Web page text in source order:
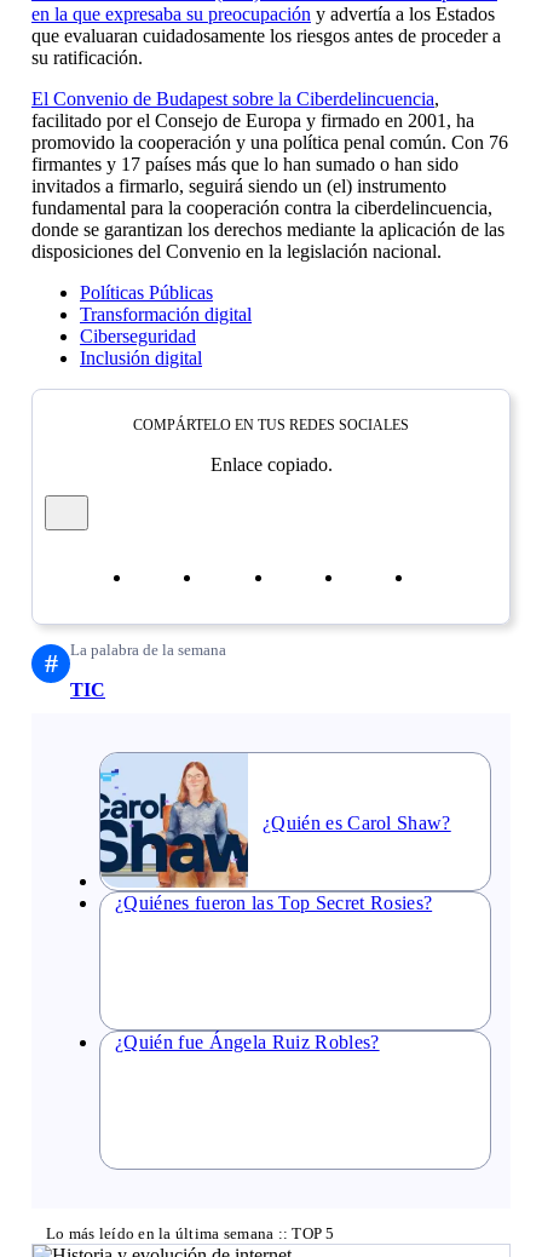
en la que expresaba su preocupación y advertía a los Estados
que evaluaran cuidadosamente los riesgos antes de proceder a
su ratificación.
El Convenio de Budapest sobre la Ciberdelincuencia,
facilitado por el Consejo de Europa y firmado en 2001, ha
promovido la cooperación y una política penal común. Con 76
firmantes y 17 países más que lo han sumado o han sido
invitados a firmarlo, seguirá siendo un (el) instrumento
fundamental para la cooperación contra la ciberdelincuencia,
donde se garantizan los derechos mediante la aplicación de las
disposiciones del Convenio en la legislación nacional.
Políticas Públicas
Transformación digital
Ciberseguridad
Inclusión digital
COMPÁRTELO EN TUS REDES SOCIALES
Enlace copiado.
# La palabra de la semana
TIC
¿Quién es Carol Shaw?
¿Quiénes fueron las Top Secret Rosies?
¿Quién fue Ángela Ruiz Robles?
Lo más leído en la última semana :: TOP 5